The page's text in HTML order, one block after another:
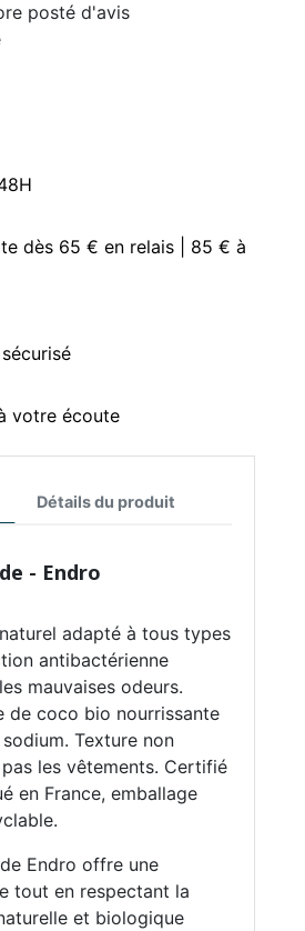
posté d'avis
dès 65 € en relais | 85 € à
votre écoute
Détails du produit
- Endro
adapté à tous types
antibactérienne
mauvaises odeurs.
de coco bio nourrissante
Texture non
les vêtements. Certifié
en France, emballage
Endro offre une
tout en respectant la
et biologique